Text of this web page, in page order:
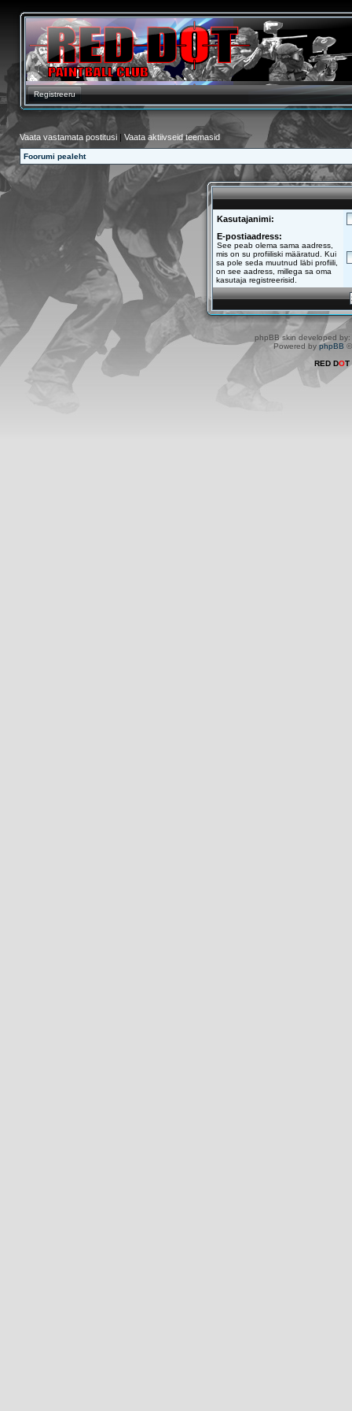
Registreeru
Vaata vastamata postitusi | Vaata aktiivseid teemasid
Foorumi pealeht
Kasutajanimi:
E-postiaadress:
See peab olema sama aadress,
mis on su profiiliski määratud. Kui
sa pole seda muutnud läbi profiili,
on see aadress, millega sa oma
kasutaja registreerisid.
phpBB skin developed by:
Powered by phpBB
RED DOT